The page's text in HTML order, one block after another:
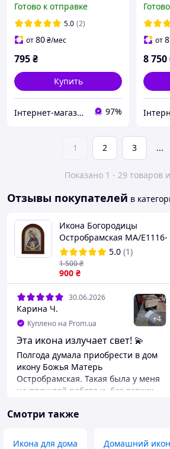
Готово к отправке
5.0 (2)
от80₴/мес
795₴
Купить
Інтернет-магазин "Podarynki" 97%
от
8 750
1 2 3 ...
Показано 1 - 29 товаров
Отзывы покупателей в
Икона Богородицы
Остробрамская MA/E1116-
ΕX-C Prince Silvero
5.0 (1)
900 ₴
1 500₴
30.06.2026
Карина Ч.
Куплено на Prom.ua +4
Эта икона излучает свет! 💫
Полгода думала приобрести в дом
икону Божья Матерь
Остробрамская. Такая была у меня
на прошлой работе и, без всяких
благодаря ей я там продержалась
непростые обстоятельства. Икона,
Смотри также
Икона для дома Домашний